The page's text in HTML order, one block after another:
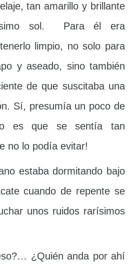
tan amarillo y brillante
sol. Para él era
limpio, no solo para
y aseado, sino también
de que suscitaba una
Sí, presumía un poco de
es que se sentía tan
no lo podía evitar!
estaba dormitando bajo
cuando de repente se
unos ruidos rarísimos
¿Quién anda por ahí